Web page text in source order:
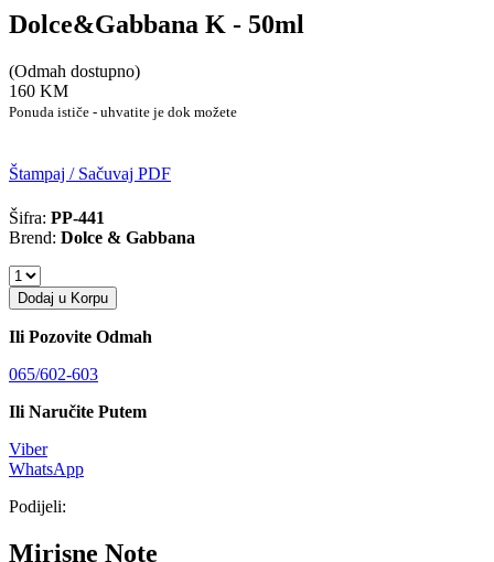
Dolce&Gabbana K - 50ml
(Odmah dostupno)
160 KM
Ponuda ističe - uhvatite je dok možete
Štampaj / Sačuvaj PDF
Šifra: PP-441
Brend: Dolce & Gabbana
Dodaj u Korpu
Ili Pozovite Odmah
065/602-603
Ili Naručite Putem
Viber
WhatsApp
Podijeli:
Mirisne Note